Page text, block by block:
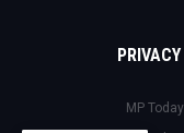
MP